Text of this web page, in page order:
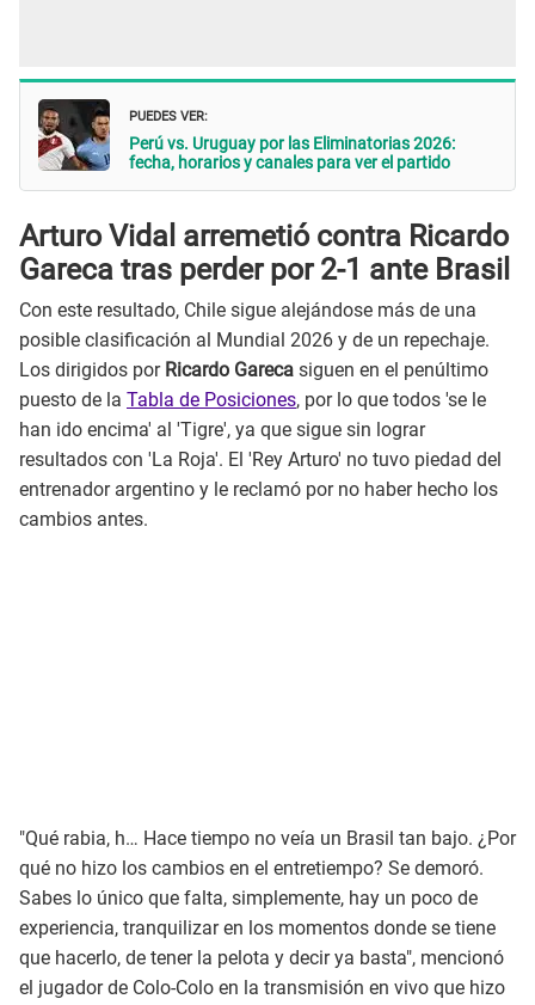
PUEDES VER:
Perú vs. Uruguay por las Eliminatorias 2026:
fecha, horarios y canales para ver el partido
Arturo Vidal arremetió contra Ricardo
Gareca tras perder por 2-1 ante Brasil
Con este resultado, Chile sigue alejándose más de una
posible clasificación al Mundial 2026 y de un repechaje.
Los dirigidos porRicardo Gareca siguen en el penúltimo
puesto de la Tabla de Posiciones, por lo que todos 'se le
han ido encima' al 'Tigre', ya que sigue sin lograr
resultados con 'La Roja'. El 'Rey Arturo' no tuvo piedad del
entrenador argentino y le reclamó por no haber hecho los
cambios antes.
"Qué rabia, h… Hace tiempo no veía un Brasil tan bajo. ¿Por
qué no hizo los cambios en el entretiempo? Se demoró.
Sabes lo único que falta, simplemente, hay un poco de
experiencia, tranquilizar en los momentos donde se tiene
que hacerlo, de tener la pelota y decir ya basta", mencionó
el jugador de Colo-Colo en la transmisión en vivo que hizo